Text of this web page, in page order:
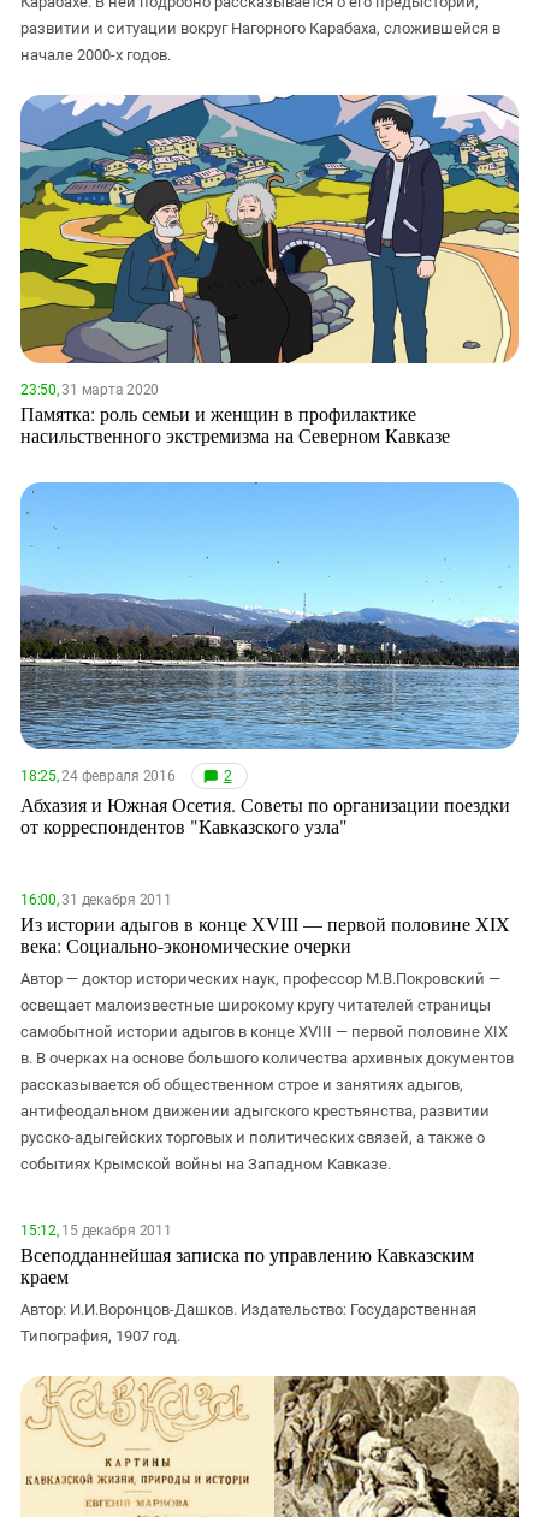
ЗАСТАВЛЯЕТ
КАВКАЗ ЗА ПАЛЕСТИНУ
ПРЕСЛЕДОВАНИЕ АКТИВИСТОВ
МОБИЛИЗАЦИЯ И ПРОТЕСТЫ
Ингушетия
Кабардино-Балкария
Калмыкия
Карачаево-Черкесия
Краснодарский край
Нагорный Карабах
Российская Федерация
Ростовская область
Северная Осетия - Алания
СКФО
Ставропольский край
ЮФО
развитии и ситуации вокруг Нагорного Карабаха, сложившейся в
начале 2000-х годов.
23:50,31 марта 2020
Памятка: роль семьи и женщин в профилактике
насильственного экстремизма на Северном Кавказе
18:25,24 февраля 2016 2
Абхазия и Южная Осетия. Советы по организации поездки
от корреспондентов "Кавказского узла"
16:00,31 декабря 2011
Из истории адыгов в конце XVIII — первой половине XIX
века: Социально-экономические очерки
Автор — доктор исторических наук, профессор М.В.Покровский —
освещает малоизвестные широкому кругу читателей страницы
самобытной истории адыгов в конце XVIII — первой половине XIX
в. В очерках на основе большого количества архивных документов
рассказывается об общественном строе и занятиях адыгов,
антифеодальном движении адыгского крестьянства, развитии
русско-адыгейских торговых и политических связей, а также о
событиях Крымской войны на Западном Кавказе.
15:12,15 декабря 2011
Всеподданнейшая записка по управлению Кавказским
краем
Автор: И.И.Воронцов-Дашков. Издательство: Государственная
Типография, 1907 год.